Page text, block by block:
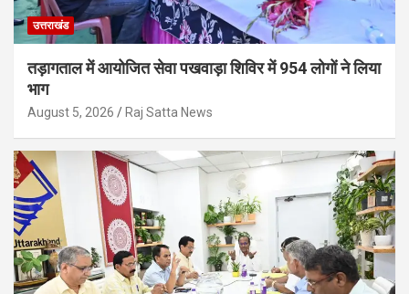
उत्तराखंड
तड़ागताल में आयोजित सेवा पखवाड़ा शिविर में 954 लोगों ने लिया
भाग
August 5, 2026 Raj Satta News